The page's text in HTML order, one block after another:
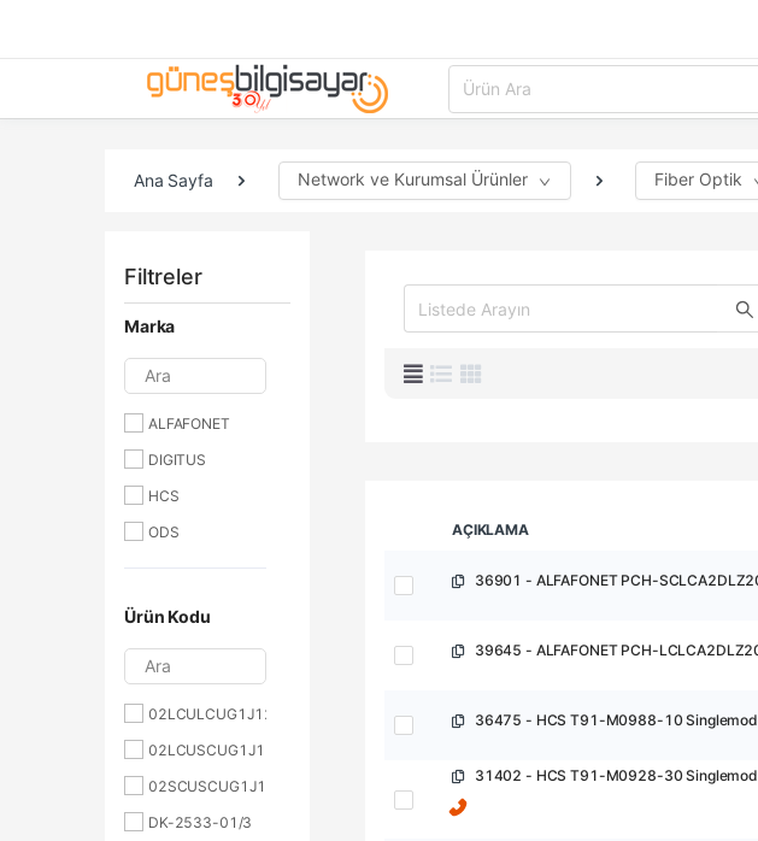
Ana Sayfa Network ve Kurumsal Ürünler Fiber Optik
Filtreler
Marka
Ara
ALFAFONET
DIGITUS
HCS
ODS
Ürün Kodu
Ara
02LCULCUG1J12.0DXY1.0T
02LCUSCUG1J12.0DXY1.0T
02SCUSCUG1J12.0DXY1.0T
DK-2533-01/3
AÇIKLAMA
36475 - HCS T91-M0988-10
31402 - HCS T91-M0928-30